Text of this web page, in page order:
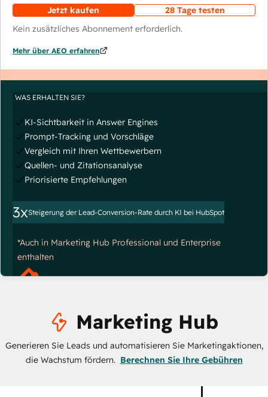
Jetzt kaufen
28 Tage testen
Kein zusätzliches Abonnement erforderlich.
Mehr über AEO erfahren
WAS ERHALTEN SIE?
KI-Sichtbarkeit in Answer Engines
Prompt-Tracking und Vorschläge
Vergleich mit Ihren Wettbewerbern
Quellen- und Zitationsanalyse
Priorisierte Empfehlungen
3xSteigerung der Lead-Conversion-Rate durch KI bei HubSpot
*Auch in Marketing Hub Professional und Enterprise
enthalten
Marketing Hub
Generieren Sie Leads und automatisieren Sie Marketingaktionen,
die Wachstum fördern. Berechnen Sie Ihre Gebühren